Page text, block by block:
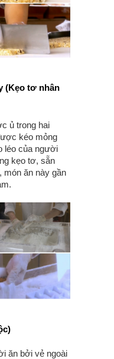
(Kẹo tơ nhân
ủ trong hai
kéo mỏng
léo của người
kẹo tơ, sẵn
món ăn này gần
ăn bởi vẻ ngoài